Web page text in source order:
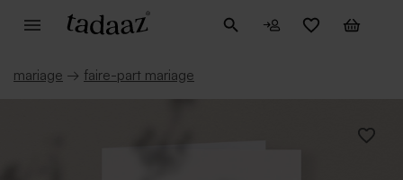
mariage → faire-part mariage